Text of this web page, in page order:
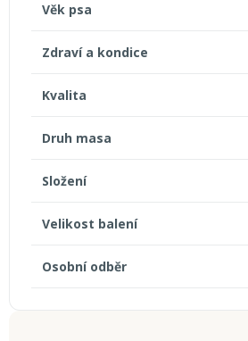
Věk psa
Zdraví a kondice
Kvalita
Druh masa
Složení
Velikost balení
Osobní odběr